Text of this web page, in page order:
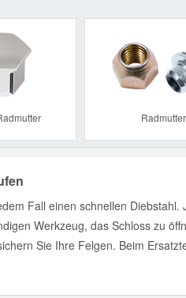
Radmutter
Fall einen schnellen
Werkzeug, das Schloss zu
Sie Ihre Felgen. Beim